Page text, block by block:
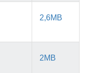
2,6MB
2MB